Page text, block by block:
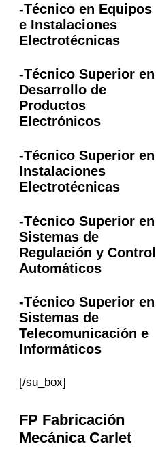
-Técnico en Equipos
e Instalaciones
Electrotécnicas
-Técnico Superior en
Desarrollo de
Productos
Electrónicos
-Técnico Superior en
Instalaciones
Electrotécnicas
-Técnico Superior en
Sistemas de
Regulación y Control
Automáticos
-Técnico Superior en
Sistemas de
Telecomunicación e
Informáticos
[/su_box]
FP Fabricación
Mecánica Carlet